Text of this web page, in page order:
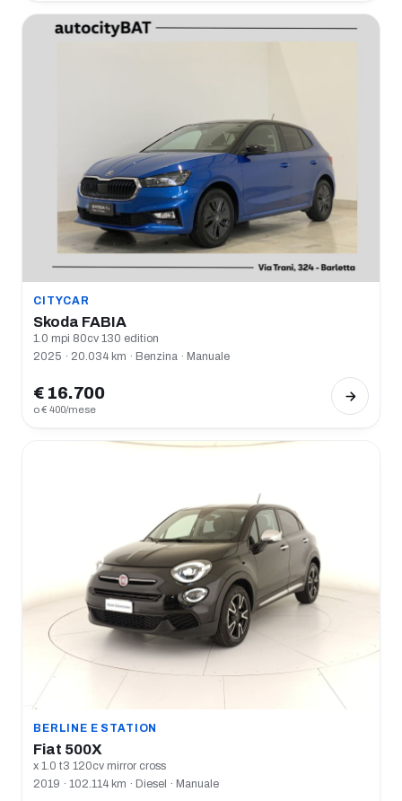
CITYCAR
Skoda FABIA
1.0 mpi 80cv 130 edition
2025 · 20.034 km · Benzina · Manuale
€ 16.700
o € 400/mese
BERLINE E STATION
Fiat 500X
x 1.0 t3 120cv mirror cross
2019 · 102.114 km · Diesel · Manuale